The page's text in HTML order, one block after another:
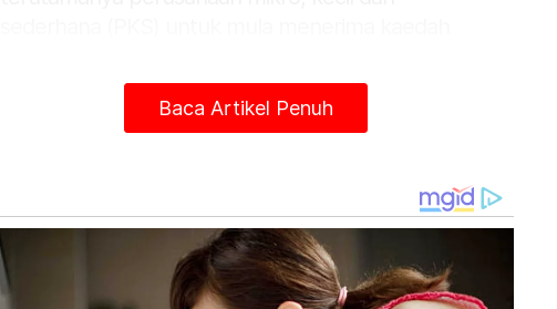
Belia berkata demikian pada Majlis Pelancaran
Program e-Belia menerusi perkongsian Facebook
Baca Artikel Penuh